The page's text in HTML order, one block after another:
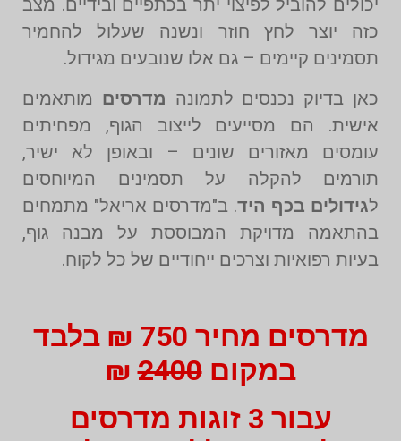
יכולים להוביל לפיצוי יתר בכתפיים ובידיים. מצב
כזה יוצר לחץ חוזר ונשנה שעלול להחמיר
תסמינים קיימים – גם אלו שנובעים מגידול.
כאן בדיוק נכנסים לתמונה מדרסים מותאמים
אישית. הם מסייעים לייצוב הגוף, מפחיתים
עומסים מאזורים שונים – ובאופן לא ישיר,
תורמים להקלה על תסמינים המיוחסים
לגידולים בכף היד. ב"מדרסים אריאל" מתמחים
בהתאמה מדויקת המבוססת על מבנה גוף,
בעיות רפואיות וצרכים ייחודיים של כל לקוח.
מדרסים מחיר 750 ₪ בלבד
במקום2400
₪
עבור 3 זוגות מדרסים